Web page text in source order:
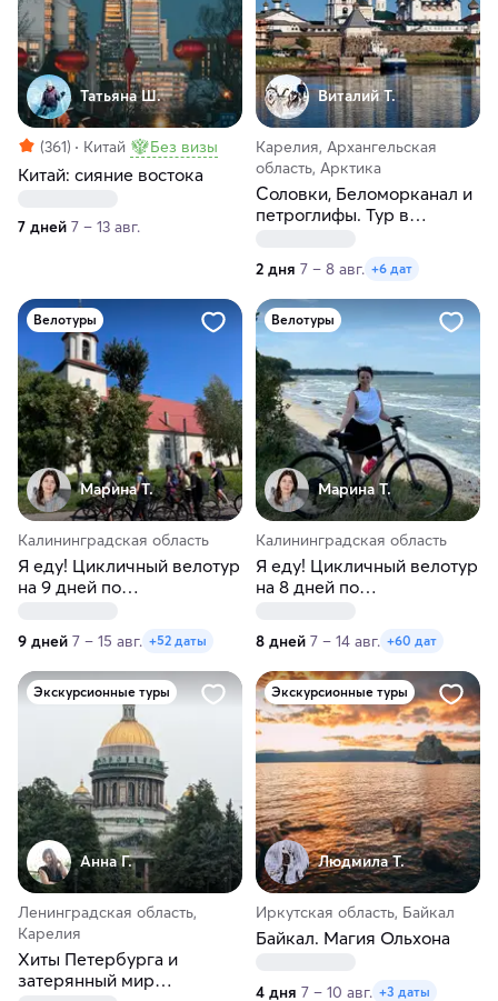
Татьяна Ш.
(361) Китай Без визы
Китай: сияние востока
7 дней 7 – 13 авг.
Виталий Т.
Карелия, Архангельская
область, Арктика
Соловки, Беломорканал и
петроглифы. Тур в
2 дня 7 – 8 авг. +6 дат
Велотуры
Марина Т.
Калининградская область
Я еду! Цикличный велотур
на 9 дней по
9 дней 7 – 15 авг. +52 даты
Велотуры
Марина Т.
Калининградская область
Я еду! Цикличный велотур
на 8 дней по
8 дней 7 – 14 авг. +60 дат
Экскурсионные туры
Анна Г.
Ленинградская область,
Карелия
Хиты Петербурга и
затерянный мир
Экскурсионные туры
Людмила Т.
Иркутская область, Байкал
Байкал. Магия Ольхона
4 дня 7 – 10 авг. +3 даты